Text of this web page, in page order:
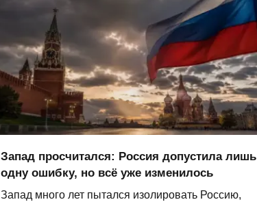
Запад просчитался: Россия допустила лишь
одну ошибку, но всё уже изменилось
Запад много лет пытался изолировать Россию,